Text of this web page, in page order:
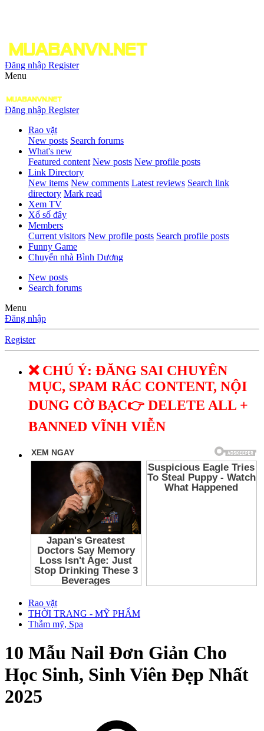
Đăng nhập Register
Menu
Đăng nhập Register
Rao vặt
New posts Search forums
What's new
Featured content New posts New profile posts
Link Directory
New items New comments Latest reviews Search link
directory Mark read
Xem TV
Xổ số đây
Members
Current visitors New profile posts Search profile posts
Funny Game
Chuyển nhà Bình Dương
New posts
Search forums
Menu
Đăng nhập
Register
❌ CHÚ Ý: ĐĂNG SAI CHUYÊN
MỤC, SPAM RÁC CONTENT, NỘI
DUNG CỜ BẠC👉 DELETE ALL +
BANNED VĨNH VIỄN
Rao vặt
THỜI TRANG - MỸ PHẨM
Thẫm mỹ, Spa
10 Mẫu Nail Đơn Giản Cho
Học Sinh, Sinh Viên Đẹp Nhất
2025